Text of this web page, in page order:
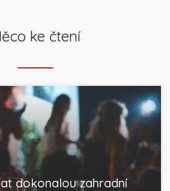
ke čtení
dokonalou zahradní